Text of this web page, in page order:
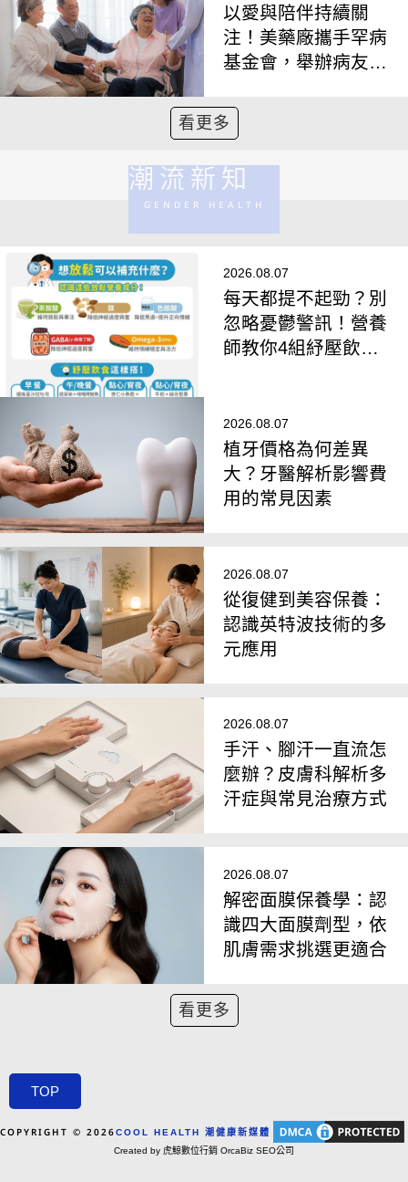
以愛與陪伴持續關
注！美藥廠攜手罕病
基金會，舉辦病友志
看更多
潮流新知
GENDER HEALTH
2026.08.07
每天都提不起勁？別
忽略憂鬱警訊！營養
師教你4組紓壓飲食
2026.08.07
植牙價格為何差異
大？牙醫解析影響費
用的常見因素
2026.08.07
從復健到美容保養：
認識英特波技術的多
元應用
2026.08.07
手汗、腳汗一直流怎
麼辦？皮膚科解析多
汗症與常見治療方式
2026.08.07
解密面膜保養學：認
識四大面膜劑型，依
肌膚需求挑選更適合
看更多
TOP
COPYRIGHT © 2026COOL HEALTH 潮健康新媒體
Created by 虎鯨數位行銷 OrcaBiz SEO公司